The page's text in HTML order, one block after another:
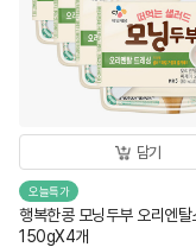
담기
오늘특가
행복한콩 모닝두부 오리엔탈
150gX4개